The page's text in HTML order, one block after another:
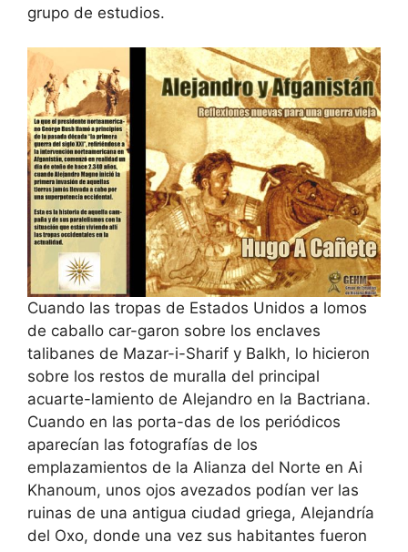
grupo de estudios.
Cuando las tropas de Estados Unidos a lomos
de caballo car-garon sobre los enclaves
talibanes de Mazar-i-Sharif y Balkh, lo hicieron
sobre los restos de muralla del principal
acuarte-lamiento de Alejandro en la Bactriana.
Cuando en las porta-das de los periódicos
aparecían las fotografías de los
emplazamientos de la Alianza del Norte en Ai
Khanoum, unos ojos avezados podían ver las
ruinas de una antigua ciudad griega, Alejandría
del Oxo, donde una vez sus habitantes fueron